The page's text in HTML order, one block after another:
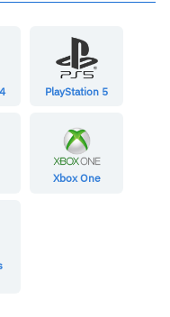
PlayStation 5
Xbox One